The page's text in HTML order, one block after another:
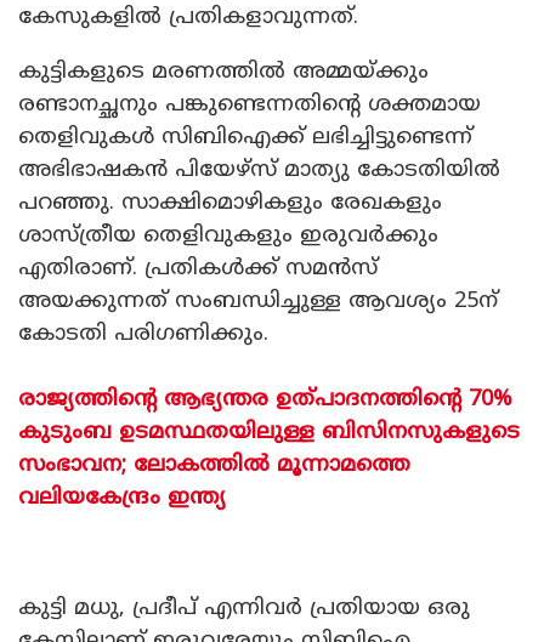
കേസുകളില്‍ പ്രതികളാവുന്നത്.
കുട്ടികളുടെ മരണത്തില്‍ അമ്മയ്ക്കും
രണ്ടാനച്ഛനും പങ്കുണ്ടെന്നതിന്റെ ശക്തമായ
തെളിവുകള്‍ സിബിഐക്ക് ലഭിച്ചിട്ടുണ്ടെന്ന്
അഭിഭാഷകന്‍ പിയേഴ്സ് മാത്യു കോടതിയില്‍
പറഞ്ഞു. സാക്ഷിമൊഴികളും രേഖകളും
ശാസ്ത്രീയ തെളിവുകളും ഇരുവര്‍ക്കും
എതിരാണ്. പ്രതികള്‍ക്ക് സമന്‍സ്
അയക്കുന്നത് സംബന്ധിച്ചുള്ള ആവശ്യം 25ന്
കോടതി പരിഗണിക്കും.
രാജ്യത്തിൻ്റെ ആഭ്യന്തര ഉത്പാദനത്തിൻ്റെ 70%
കുടുംബ ഉടമസ്ഥതയിലുള്ള ബിസിനസുകളുടെ
സംഭാവന; ലോകത്തില്‍ മൂന്നാമത്തെ
വലിയകേന്ദ്രം ഇന്ത്യ
കുട്ടി മധു, പ്രദീപ് എന്നിവര്‍ പ്രതിയായ ഒരു